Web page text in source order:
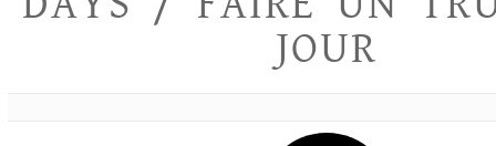
essayer
JOUR